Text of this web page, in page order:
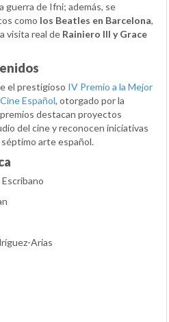
guerra de Ifni; además, se
como los Beatles en Barcelona,
visita real de Rainiero III y Grace
el prestigioso IV Premio a la Mejor
Español, otorgado por la
destacan proyectos
del cine y reconocen iniciativas
arte español.
Arias